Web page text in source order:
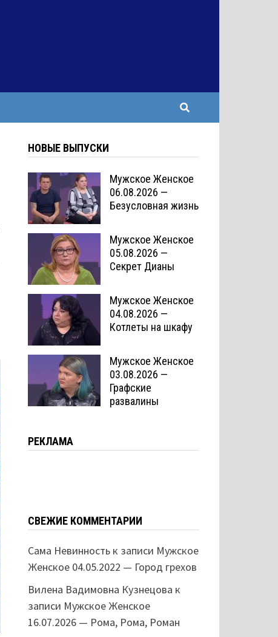
НОВЫЕ ВЫПУСКИ
Мужское Женское
06.08.2026 —
Безусловная жизнь
Мужское Женское
05.08.2026 —
Секрет Дианы
Мужское Женское
04.08.2026 —
Котлеты на шкафу
Мужское Женское
03.08.2026 —
Графские
развалины
РЕКЛАМА
СВЕЖИЕ КОММЕНТАРИИ
Сама Невинностьк записи Мужское
Женское 04.05.2022 — Город грехов
Вилена Вадимовна Кузнецова к
записи Мужское Женское
16.07.2026 — Рома, Рома, Роман